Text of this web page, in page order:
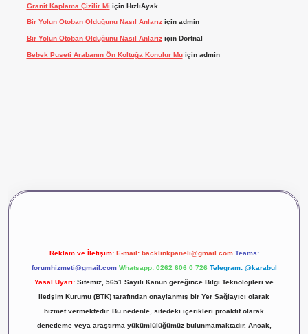
Granit Kaplama Çizilir Mi için HızlıAyak
Bir Yolun Otoban Olduğunu Nasıl Anlarıziçin admin
Bir Yolun Otoban Olduğunu Nasıl Anlarıziçin Dörtnal
Bebek Puseti Arabanın Ön Koltuğa Konulur Muiçin admin
Reklam ve İletişim: E-mail: backlinkpaneli@gmail.com Teams:
forumhizmeti@gmail.com Whatsapp: 0262 606 0 726 Telegram: @karabul
Yasal Uyarı: Sitemiz, 5651 Sayılı Kanun gereğince Bilgi Teknolojileri ve
İletişim Kurumu (BTK) tarafından onaylanmış bir Yer Sağlayıcı olarak
hizmet vermektedir. Bu nedenle, sitedeki içerikleri proaktif olarak
denetleme veya araştırma yükümlülüğümüz bulunmamaktadır. Ancak,